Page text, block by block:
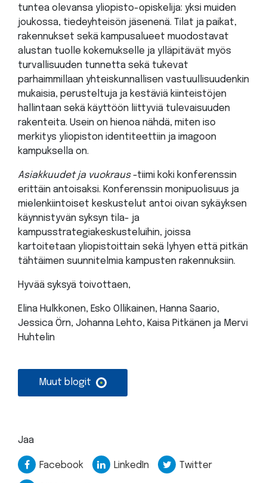
tuntea olevansa yliopisto-opiskelija: yksi muiden
joukossa, tiedeyhteisön jäsenenä. Tilat ja paikat,
rakennukset sekä kampusalueet muodostavat
alustan tuolle kokemukselle ja ylläpitävät myös
turvallisuuden tunnetta sekä tukevat
parhaimmillaan yhteiskunnallisen vastuullisuudenkin
mukaisia, perusteltuja ja kestäviä kiinteistöjen
hallintaan sekä käyttöön liittyviä tulevaisuuden
rakenteita. Usein on hienoa nähdä, miten iso
merkitys yliopiston identiteettiin ja imagoon
kampuksella on.
Asiakkuudet ja vuokraus-tiimi koki konferenssin
erittäin antoisaksi. Konferenssin monipuolisuus ja
mielenkiintoiset keskustelut antoi oivan sykäyksen
käynnistyvän syksyn tila- ja
kampusstrategiakeskusteluihin, joissa
kartoitetaan yliopistoittain sekä lyhyen että pitkän
tähtäimen suunnitelmia kampusten rakennuksiin.
Hyvää syksyä toivottaen,
Elina Hulkkonen, Esko Ollikainen, Hanna Saario,
Jessica Örn, Johanna Lehto, Kaisa Pitkänen ja Mervi
Huhtelin
Muut blogit
Jaa
Facebook LinkedIn Twitter